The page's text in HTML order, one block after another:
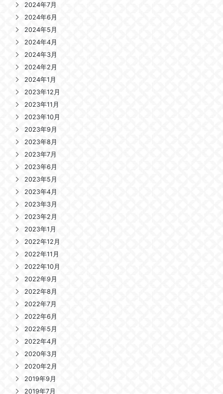
2024年7月
2024年6月
2024年5月
2024年4月
2024年3月
2024年2月
2024年1月
2023年12月
2023年11月
2023年10月
2023年9月
2023年8月
2023年7月
2023年6月
2023年5月
2023年4月
2023年3月
2023年2月
2023年1月
2022年12月
2022年11月
2022年10月
2022年9月
2022年8月
2022年7月
2022年6月
2022年5月
2022年4月
2020年3月
2020年2月
2019年9月
2019年7月